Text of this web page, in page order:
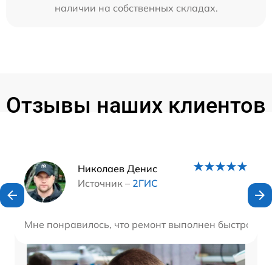
наличии на собственных складах.
Отзывы наших клиентов
Николаев Денис
Источник – 2ГИС
Мне понравилось, что ремонт выполнен быстро и
Наши мастера